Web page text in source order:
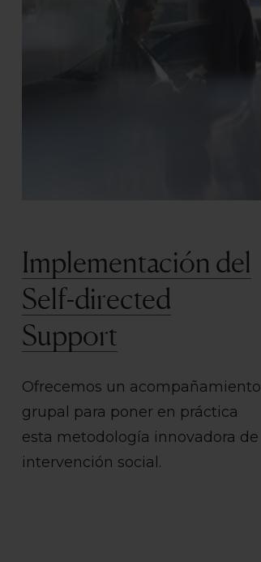
Implementación del
Self-directed
Support
Ofrecemos un acompañamiento
grupal para poner en práctica
esta metodología innovadora de
intervención social.